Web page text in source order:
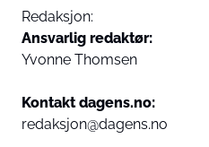
Redaksjon:
Ansvarlig redaktør:
Yvonne Thomsen
Kontakt dagens.no:
redaksjon@dagens.no